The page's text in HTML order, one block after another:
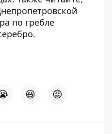
по гребле
.
😆 😡